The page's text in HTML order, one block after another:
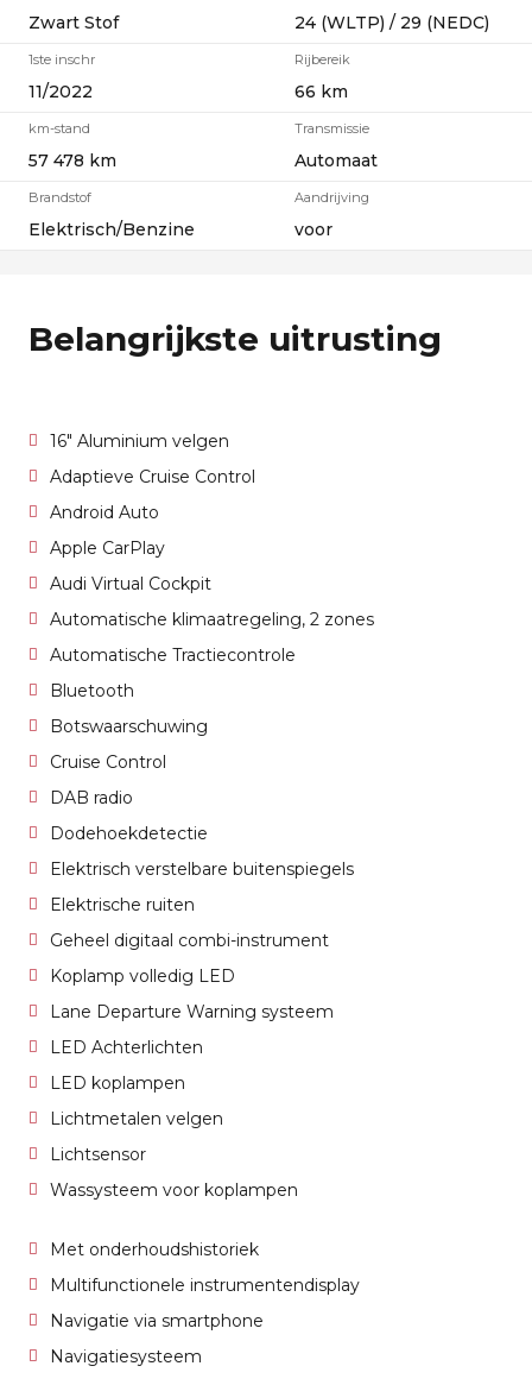
Zwart Stof
1ste inschr
11/2022
km-stand
57 478 km
Brandstof
Elektrisch/Benzine
24 (WLTP) / 29 (NEDC)
Rijbereik
66 km
Transmissie
Automaat
Aandrijving
voor
Belangrijkste uitrusting
16" Aluminium velgen
Adaptieve Cruise Control
Android Auto
Apple CarPlay
Audi Virtual Cockpit
Automatische klimaatregeling, 2 zones
Automatische Tractiecontrole
Bluetooth
Botswaarschuwing
Cruise Control
DAB radio
Dodehoekdetectie
Elektrisch verstelbare buitenspiegels
Elektrische ruiten
Geheel digitaal combi-instrument
Koplamp volledig LED
Lane Departure Warning systeem
LED Achterlichten
LED koplampen
Lichtmetalen velgen
Lichtsensor
Wassysteem voor koplampen
Met onderhoudshistoriek
Multifunctionele instrumentendisplay
Navigatie via smartphone
Navigatiesysteem